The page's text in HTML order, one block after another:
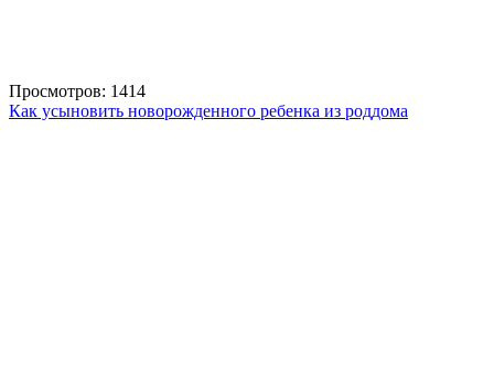
Просмотров: 1414
Как усыновить новорожденного ребенка из роддома